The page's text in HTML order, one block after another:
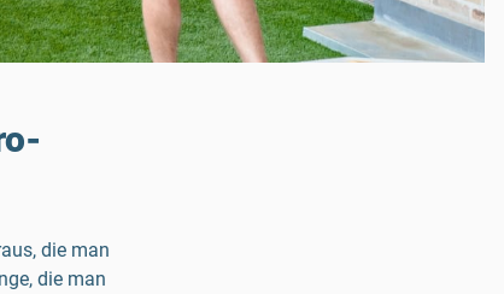
die man
die man